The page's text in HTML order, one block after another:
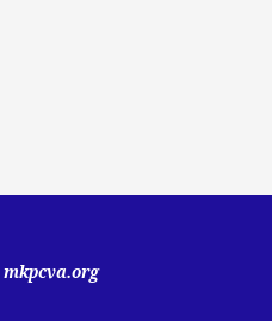
mkpcva.org